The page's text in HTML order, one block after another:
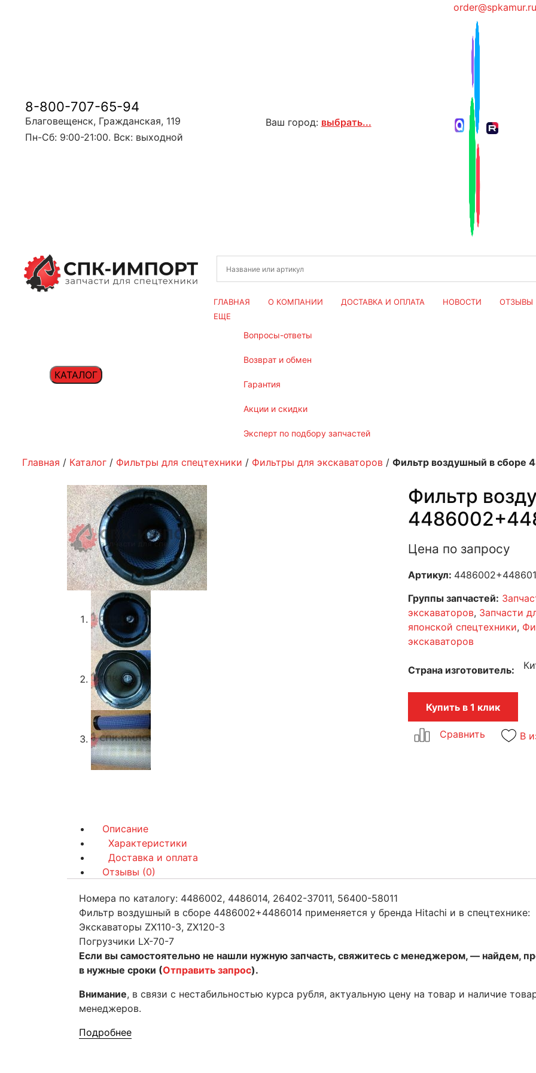
8-800-707-65-94
Благовещенск, Гражданская, 119
Пн-Сб: 9:00-21:00. Вск: выходной
Ваш город: выбрать...
КАТАЛОГ
ГЛАВНАЯ О КОМПАНИИ ДОСТАВКА И ОПЛАТА НОВОСТИ
ОТЗЫВЫ
ЕЩЕ
вопросы-ответы
возврат и обмен
гарантия
акции и скидки
эксперт по подбору запчастей
Главная / Каталог / Фильтры для спецтехники / Фильтры для экскаваторов / Фильтр воздушный в сборе
Фильтр
Цена по запросу
Артикул:
Группы запчастей:
экскаваторов, Запчасти
японской спецтехники,
экскаваторов
Страна изготовитель
Купить в 1 клик
В
Описание
Характеристики
Доставка и оплата
Отзывы (0)
Номера по каталогу: 4486002, 4486014, 26402-37011, 56400-58011
Фильтр воздушный в сборе 4486002+4486014 применяется у бренда Hitachi и в спецтехнике:
Экскаваторы ZX110-3, ZX120-3
Погрузчики LX-70-7
Если вы самостоятельно не нашли нужную запчасть, свяжитесь с менеджером, — найдем,
в нужные сроки (Отправить запрос).
Внимание, в связи с нестабильностью курса рубля, актуальную цену на товар и наличие
менеджеров.
Подробнее